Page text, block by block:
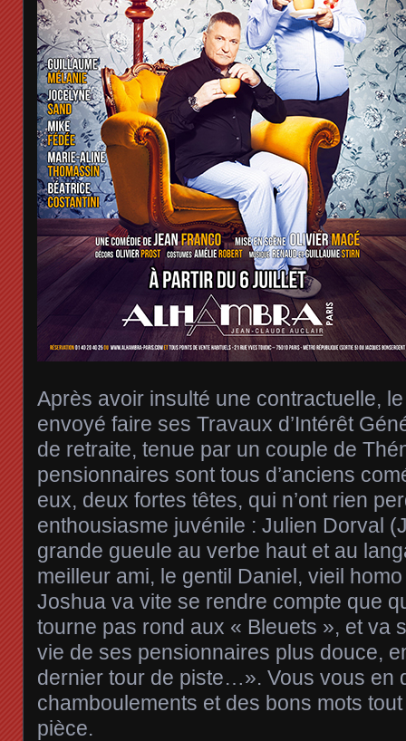
Après avoir insulté une contractuelle,
envoyé faire ses Travaux d’Intérêt
de retraite, tenue par un couple de
pensionnaires sont tous d’anciens
eux, deux fortes têtes, qui n’ont rien
enthousiasme juvénile : Julien Dorval
grande gueule au verbe haut et au
meilleur ami, le gentil Daniel, vieil
Joshua va vite se rendre compte que
tourne pas rond aux « Bleuets », et va
vie de ses pensionnaires plus douce,
dernier tour de piste…». Vous vous en
chamboulements et des bons mots
pièce.